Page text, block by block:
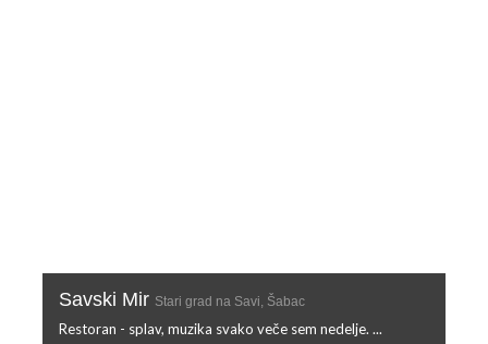
Savski Mir Stari grad na Savi, Šabac
Restoran - splav, muzika svako veče sem nedelje. ...